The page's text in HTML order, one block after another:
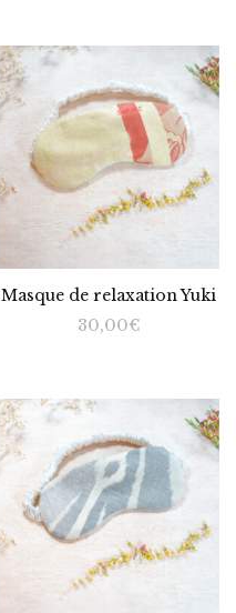
Masque de relaxation Yuki
30,00€